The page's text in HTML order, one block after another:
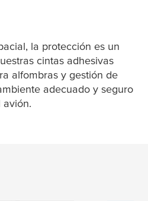
la protección es un
cintas adhesivas
alfombras y gestión de
adecuado y seguro
avión.